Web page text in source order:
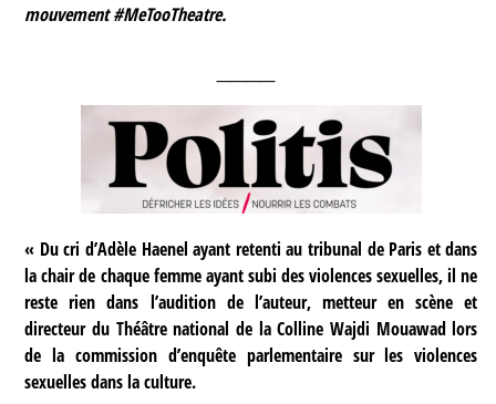
mouvement #MeTooTheatre.
« Du cri d’Adèle Haenel ayant retenti au tribunal de Paris et dans
la chair de chaque femme ayant subi des violences sexuelles, il ne
reste rien dans l’audition de l’auteur, metteur en scène et
directeur du Théâtre national de la Colline Wajdi Mouawad lors
de la commission d’enquête parlementaire sur les violences
sexuelles dans la culture.